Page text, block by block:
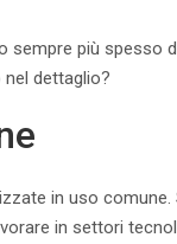
sempre più spesso
dettaglio?
in uso
in settori